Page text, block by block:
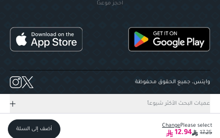
Please select
Change
17.25
12.94 أضف إلى السلة
احجز موعدًا
وايتس، جميع الحقوق محفوظة
عميات البحث الأكثر شيوعاً